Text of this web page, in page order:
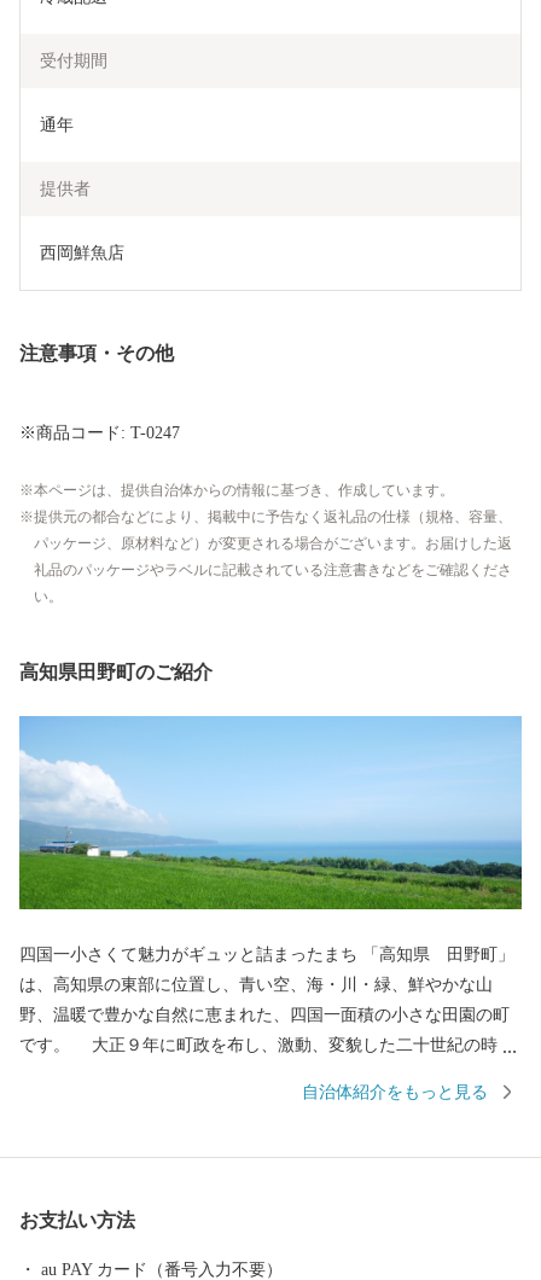
受付期間
通年
提供者
西岡鮮魚店
注意事項・その他
※商品コード: T-0247
本ページは、提供自治体からの情報に基づき、作成しています。
提供元の都合などにより、掲載中に予告なく返礼品の仕様（規格、容量、
パッケージ、原材料など）が変更される場合がございます。お届けした返
礼品のパッケージやラベルに記載されている注意書きなどをご確認くださ
い。
高知県田野町のご紹介
四国一小さくて魅力がギュッと詰まったまち 「高知県 田野町」
は、高知県の東部に位置し、青い空、海・川・緑、鮮やかな山
野、温暖で豊かな自然に恵まれた、四国一面積の小さな田園の町
です。 大正９年に町政を布し、激動、変貌した二十世紀の時代
かな明るい活力ある今日の町勢を築いてり、2020年に町制100周年
「訪れてみたい」、「住んでみたい」、「住み続けたい」と思え
るような日本一魅力のあるまち、生涯を通じて幸せを感じてもら
自治体紹介をもっと見る
お支払い方法
au PAY カード（番号入力不要）